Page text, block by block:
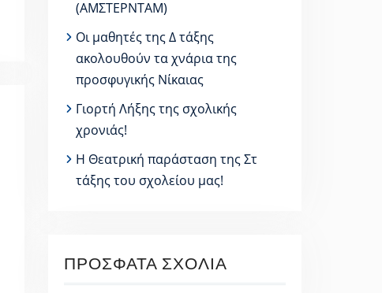
(ΑΜΣΤΕΡΝΤΑΜ)
Οι μαθητές της Δ τάξης
ακολουθούν τα χνάρια της
προσφυγικής Νίκαιας
Γιορτή Λήξης της σχολικής
χρονιάς!
Η Θεατρική παράσταση της Στ
τάξης του σχολείου μας!
ΠΡΌΣΦΑΤΑ ΣΧΌΛΙΑ